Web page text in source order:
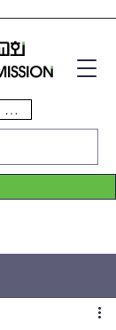
한국 사이트 이동